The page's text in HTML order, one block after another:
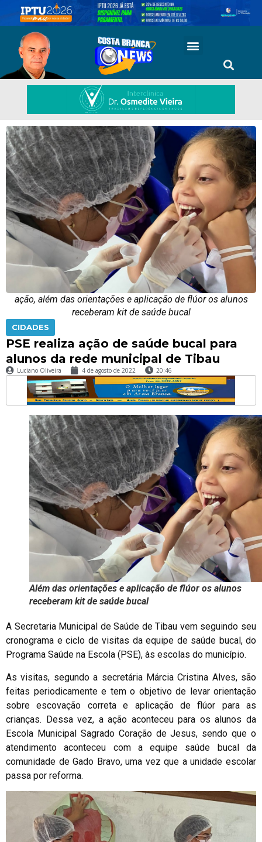
ação, além das orientações e aplicação de flúor os alunos
receberam kit de saúde bucal
CIDADES
PSE realiza ação de saúde bucal para
alunos da rede municipal de Tibau
Luciano Oliveira 4 de agosto de 2022 20:46
Além das orientações e aplicação de flúor os alunos
receberam kit de saúde bucal
A Secretaria Municipal de Saúde de Tibau vem seguindo seu
cronograma e ciclo de visitas da equipe de saúde bucal, do
Programa Saúde na Escola (PSE), às escolas do município.
As visitas, segundo a secretária Márcia Cristina Alves, são
feitas periodicamente e tem o objetivo de levar orientação
sobre escovação correta e aplicação de flúor para as
crianças. Dessa vez, a ação aconteceu para os alunos da
Escola Municipal Sagrado Coração de Jesus, sendo que o
atendimento aconteceu com a equipe saúde bucal da
comunidade de Gado Bravo, uma vez que a unidade escolar
passa por reforma.